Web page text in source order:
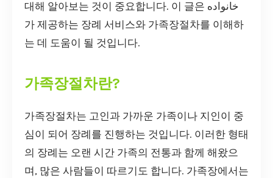
대해 알아보는 것이 중요합니다. 이 글은 خانواده
가 제공하는 장례 서비스와 가족장절차를 이해하
는 데 도움이 될 것입니다.
가족장절차란?
가족장절차는 고인과 가까운 가족이나 지인이 중
심이 되어 장례를 진행하는 것입니다. 이러한 형태
의 장례는 오랜 시간 가족의 전통과 함께 해왔으
며, 많은 사람들이 따르기도 합니다. 가족장에서는